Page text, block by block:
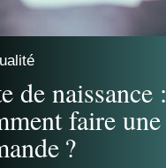
de naissance :
faire une
?